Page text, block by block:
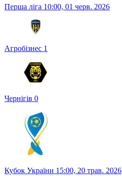
Перша ліга 10:00, 01 черв. 2026
Агробізнес 1
Чернігів 0
Кубок України 15:00, 20 трав. 2026